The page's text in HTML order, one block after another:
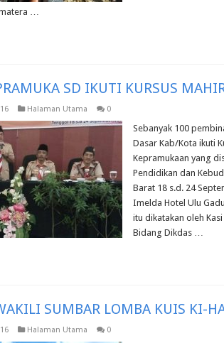
…
SD IKUTI KURSUS
Halaman Utama 0
Sebanyak 100
Dasar Kab/Kota ikuti
Kepramukaan yang
Pendidikan dan
Barat 18 s.d. 24
Imelda Hotel Ulu
itu dikatakan oleh
Bidang Dikdas …
SUMBAR LOMBA KUIS KI-
Halaman Utama 0